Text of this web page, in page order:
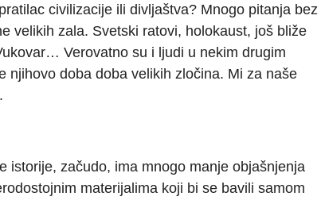
civilizacije ili divljaštva? Mnogo pitanja bez
velikih zala. Svetski ratovi, holokaust, još bliže
Verovatno su i ljudi u nekim drugim
njihovo doba doba velikih zločina. Mi za naše
istorije, začudo, ima mnogo manje objašnjenja
materijalima koji bi se bavili samom